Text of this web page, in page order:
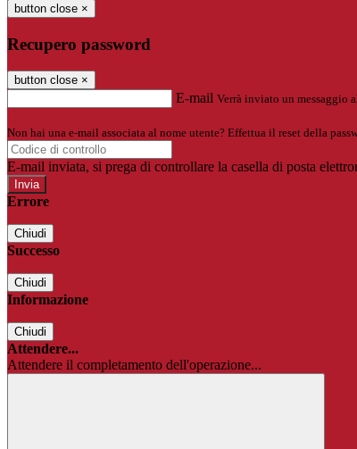
button close ×
Recupero password
button close ×
E-mail Verrà inviato un messaggio
Non hai una e-mail associata al nome utente? Effettua il reset della
E-mail inviata, si prega di controllare la casella di posta
Errore
Chiudi
Successo
Chiudi
Informazione
Chiudi
Attendere...
Attendere il completamento dell'operazione...